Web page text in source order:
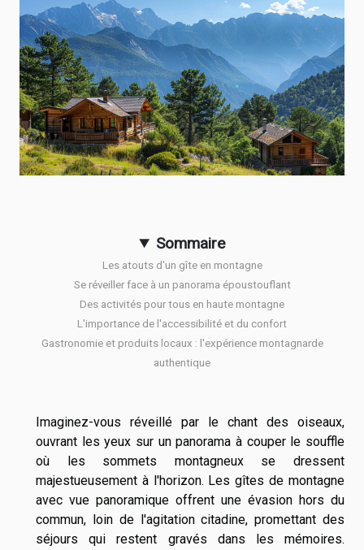
Sommaire
Les atouts d'un gîte en montagne
Se réveiller face à un panorama époustouflant
Des activités pour tous en haute montagne
L'importance de l'accessibilité et du confort
Gastronomie et produits locaux : l'expérience montagnarde
authentique
Imaginez-vous réveillé par le chant des oiseaux,
ouvrant les yeux sur un panorama à couper le souffle
où les sommets montagneux se dressent
majestueusement à l'horizon. Les gîtes de montagne
avec vue panoramique offrent une évasion hors du
commun, loin de l'agitation citadine, promettant des
séjours qui restent gravés dans les mémoires.